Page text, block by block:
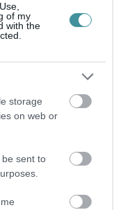
of my
with the
storage
on web or
sent to
KE...
ÉS KEVESEBB HÁZI
08 Mindenki ügye